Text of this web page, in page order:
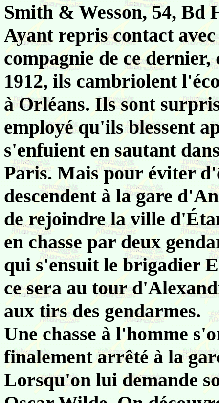
Smith & Wesson, 54, Bd
Ayant repris contact
compagnie de ce
1912, ils cambriolent
à Orléans. Ils sont
employé qu'ils blessent
s'enfuient en sautant
Paris. Mais pour éviter
descendent à la gare
de rejoindre la ville
en chasse par deux
qui s'ensuit le brigadier
ce sera au tour
aux tirs des gendarmes.
Une chasse à l'homme
finalement arrêté à la
Lorsqu'on lui demande